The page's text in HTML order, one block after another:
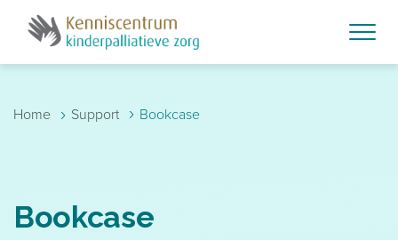
Skip to main content
Home › Support › Bookcase
Bookcase